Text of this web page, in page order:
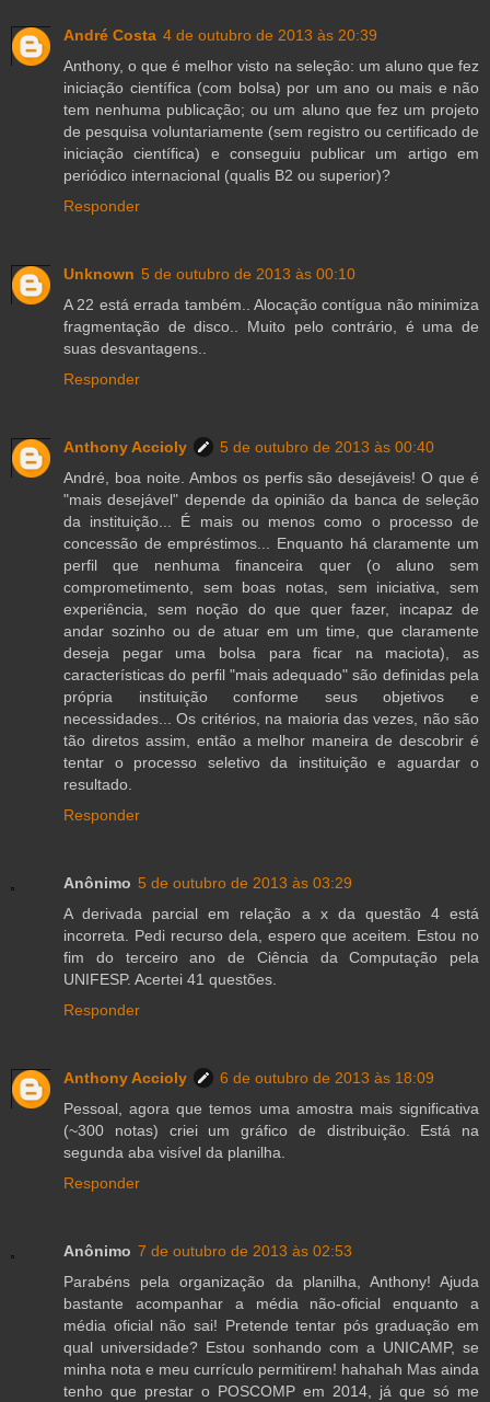
André Costa 4 de outubro de 2013 às 20:39
Anthony, o que é melhor visto na seleção: um aluno que fez
iniciação científica (com bolsa) por um ano ou mais e não
tem nenhuma publicação; ou um aluno que fez um projeto
de pesquisa voluntariamente (sem registro ou certificado de
iniciação científica) e conseguiu publicar um artigo em
periódico internacional (qualis B2 ou superior)?
Responder
Unknown 5 de outubro de 2013 às 00:10
A 22 está errada também.. Alocação contígua não minimiza
fragmentação de disco.. Muito pelo contrário, é uma de
suas desvantagens..
Responder
Anthony Accioly
5 de outubro de 2013 às 00:40
André, boa noite. Ambos os perfis são desejáveis! O que é
"mais desejável" depende da opinião da banca de seleção
da instituição... É mais ou menos como o processo de
concessão de empréstimos... Enquanto há claramente um
perfil que nenhuma financeira quer (o aluno sem
comprometimento, sem boas notas, sem iniciativa, sem
experiência, sem noção do que quer fazer, incapaz de
andar sozinho ou de atuar em um time, que claramente
deseja pegar uma bolsa para ficar na maciota), as
características do perfil "mais adequado" são definidas pela
própria instituição conforme seus objetivos e
necessidades... Os critérios, na maioria das vezes, não são
tão diretos assim, então a melhor maneira de descobrir é
tentar o processo seletivo da instituição e aguardar o
resultado.
Responder
Anônimo 5 de outubro de 2013 às 03:29
A derivada parcial em relação a x da questão 4 está
incorreta. Pedi recurso dela, espero que aceitem. Estou no
fim do terceiro ano de Ciência da Computação pela
UNIFESP. Acertei 41 questões.
Responder
Anthony Accioly
6 de outubro de 2013 às 18:09
Pessoal, agora que temos uma amostra mais significativa
(~300 notas) criei um gráfico de distribuição. Está na
segunda aba visível da planilha.
Responder
Anônimo 7 de outubro de 2013 às 02:53
Parabéns pela organização da planilha, Anthony! Ajuda
bastante acompanhar a média não-oficial enquanto a
média oficial não sai! Pretende tentar pós graduação em
qual universidade? Estou sonhando com a UNICAMP, se
minha nota e meu currículo permitirem! hahahah Mas ainda
tenho que prestar o POSCOMP em 2014, já que só me